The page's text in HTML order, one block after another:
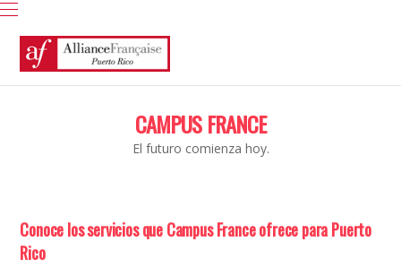
CAMPUS FRANCE
El futuro comienza hoy.
Conoce los servicios que Campus France ofrece para Puerto
Rico